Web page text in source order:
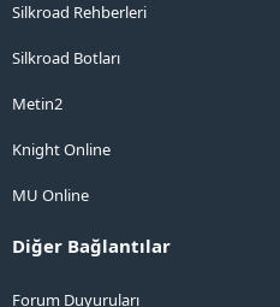
Silkroad Rehberleri
Silkroad Botları
Metin2
Knight Online
MU Online
Diğer Bağlantılar
Forum Duyuruları